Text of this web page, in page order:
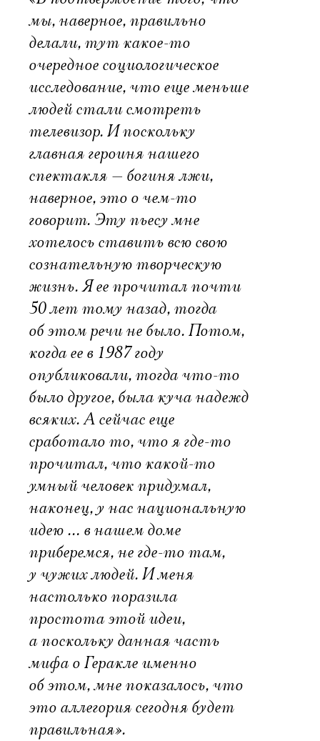
мы, наверное, правильно
делали, тут какое-то
очередное социологическое
исследование, что еще меньше
людей стали смотреть
телевизор. И поскольку
главная героиня нашего
спектакля — богиня лжи,
наверное, это о чем-то
говорит. Эту пьесу мне
хотелось ставить всю свою
сознательную творческую
жизнь. Я ее прочитал почти
50 лет тому назад, тогда
об этом речи не было. Потом,
когда ее в 1987 году
опубликовали, тогда что-то
было другое, была куча надежд
всяких. А сейчас еще
сработало то, что я где-то
прочитал, что какой-то
умный человек придумал,
наконец, у нас национальную
идею … в нашем доме
приберемся, не где-то там,
у чужих людей. И меня
настолько поразила
простота этой идеи,
а поскольку данная часть
мифа о Геракле именно
об этом, мне показалось, что
это аллегория сегодня будет
правильная».